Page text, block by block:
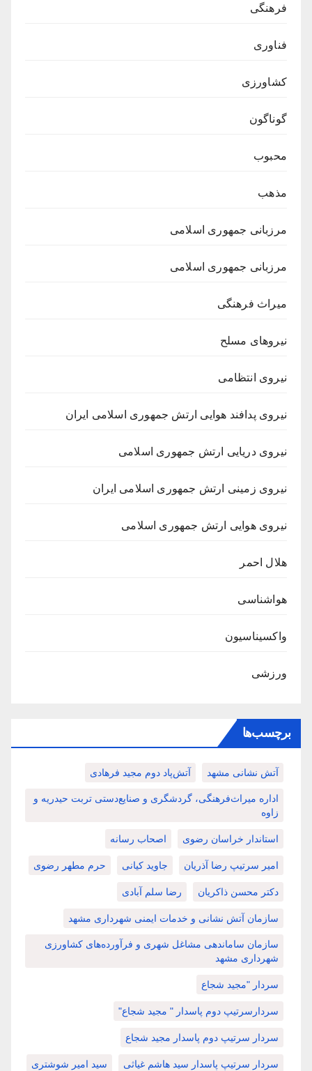
فرهنگی
فناوری
کشاورزی
گوناگون
محبوب
مذهب
مرزبانی جمهوری اسلامی
مرزبانی جمهوری اسلامی
میراث فرهنگی
نیروهای مسلح
نیروی انتظامی
نیروی پدافند هوایی ارتش جمهوری اسلامی ایران
نیروی دریایی ارتش جمهوری اسلامی
نیروی زمینی ارتش جمهوری اسلامی ایران
نیروی هوایی ارتش جمهوری اسلامی
هلال احمر
هواشناسی
واکسیناسیون
ورزشی
برچسب‌ها
آتش نشانی مشهد آتش‌پاد دوم مجید فرهادی
اداره میراث‌فرهنگی، گردشگری و صنایع‌دستی تربت حیدریه و
زاوه
استاندار خراسان رضوی اصحاب رسانه
امیر سرتیپ رضا آذریان جاوید کیانی حرم مطهر رضوی
دکتر محسن ذاکریان رضا سلم آبادی
سازمان آتش نشانی و خدمات ایمنی شهرداری مشهد
سازمان ساماندهی مشاغل شهری و فرآورده‌های کشاورزی
شهرداری مشهد
سردار "مجید شجاع
سردارسرتیپ دوم پاسدار " مجید شجاع"
سردار سرتیپ دوم پاسدار مجید شجاع
سردار سرتیپ پاسدار سید هاشم غیاثی سید امیر شوشتری